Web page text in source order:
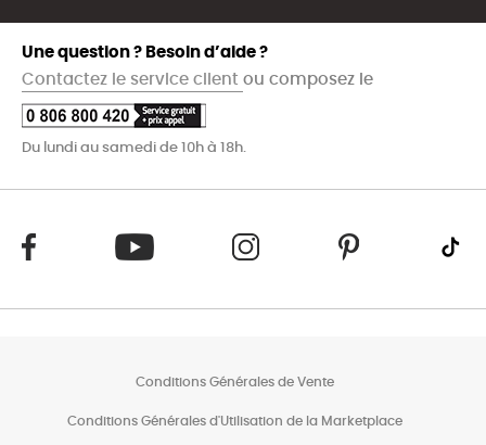
Une question ? Besoin d’aide ?
Contactez le service client ou composez le
Du lundi au samedi de 10h à 18h.
Conditions Générales de Vente
Conditions Générales d'Utilisation de la Marketplace